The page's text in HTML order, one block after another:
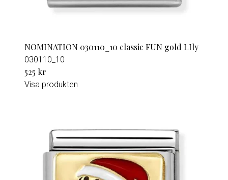
NOMINATION 030110_10 classic FUN gold LIly
030110_10
525 kr
Visa produkten